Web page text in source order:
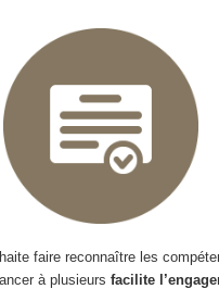
faire reconnaître les
à plusieursfacilite